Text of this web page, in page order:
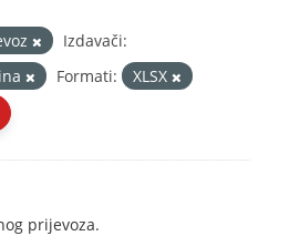
Izdavači:
Formati:
XLSX
prijevoza.